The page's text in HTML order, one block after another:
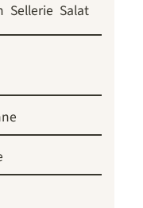
Sellerie Salat